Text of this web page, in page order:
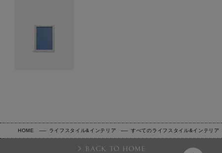
HOME ライフスタイル&インテリア すべてのライフスタイル&インテリア
BACK TO HOME